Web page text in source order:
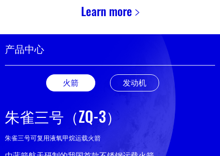
Learn more
产品中心
火箭 发动机
朱雀三号（ZQ-3）
朱雀三号可复用液氧甲烷运载火箭